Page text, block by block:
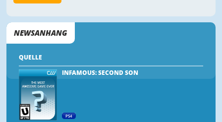
NEWSANHANG
QUELLE
INFAMOUS: SECOND SON
PS4